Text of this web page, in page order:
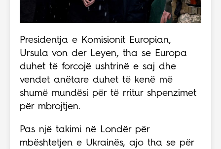
Presidentja e Komisionit Europian,
Ursula von der Leyen, tha se Europa
duhet të forcojë ushtrinë e saj dhe
vendet anëtare duhet të kenë më
shumë mundësi për të rritur shpenzimet
për mbrojtjen.
Pas një takimi në Londër për
mbështetjen e Ukrainës, ajo tha se për